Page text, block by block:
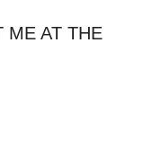
ME AT THE